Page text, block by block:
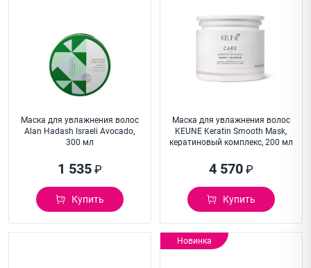
Маска для увлажнения волос
Alan Hadash Israeli Avocado,
300 мл
1 535₽
Купить
Маска для увлажнения волос
KEUNE Keratin Smooth Mask,
кератиновый комплекс, 200 мл
4 570₽
Купить
Новинка